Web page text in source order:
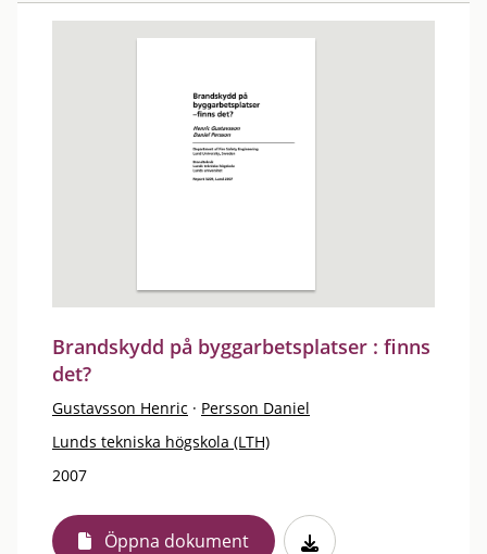
Brandskydd på byggarbetsplatser : finns
det?
Gustavsson Henric · Persson Daniel
Lunds tekniska högskola (LTH)
2007
Öppna dokument